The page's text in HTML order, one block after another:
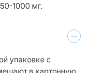
1000 мг.
упаковке с
в картонную